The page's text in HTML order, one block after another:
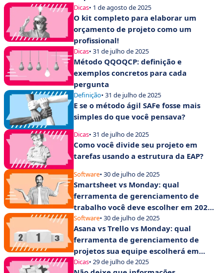
Dicas• 1 de agosto de 2025
O kit completo para elaborar um
orçamento de projeto como um
profissional!
Dicas• 31 de julho de 2025
Método QQOQCP: definição e
exemplos concretos para cada
pergunta
Definição• 31 de julho de 2025
E se o método ágil SAFe fosse mais
simples do que você pensava?
Dicas• 31 de julho de 2025
Como você divide seu projeto em
tarefas usando a estrutura da EAP?
Software• 30 de julho de 2025
Smartsheet vs Monday: qual
ferramenta de gerenciamento de
trabalho você deve escolher em 2025
para aumentar a produtividade de
suas equipes?
Software• 30 de julho de 2025
Asana vs Trello vs Monday: qual
ferramenta de gerenciamento de
projetos sua equipe escolherá em
2025?
Dicas• 29 de julho de 2025